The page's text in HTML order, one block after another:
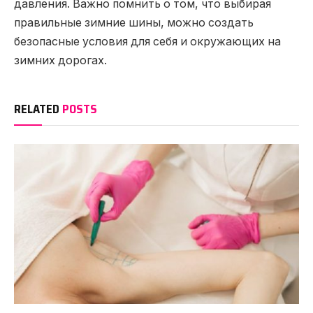
давления. Важно помнить о том, что выбирая
правильные зимние шины, можно создать
безопасные условия для себя и окружающих на
зимних дорогах.
RELATED POSTS